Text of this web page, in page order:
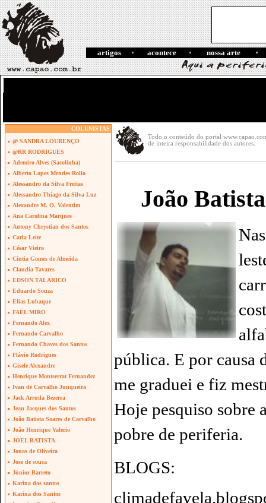
artigos acontece nossa arte
COLUNISTAS
@ SANDRA LOURENÇO
@RR RODRIGUES
Ademiro Alves (Sacolinha)
Alberto Lopes Mendes Rollo
Alessandro da Silva Freitas
Alessandro Thiago da Silva Luz
Alexandre M. O. Valentim
Ana Carolina Marques
Antony Chrystian dos Santos
Carla Leite
César Vieira
Cíntia Gomes de Almeida
Claudia Tavares
EDSON TALARICO
Eduardo Souza
Elias Lubaque
FAEL MIRO
Fernando Alex
Fernando Carvalho
Fernando Chaves dos Santos
Flávio Rodrigues
Gisele Alexandre
Henrique Montserrat Fernandez
Ivan de Carvalho Junqueira
Jack Arruda Bezerra
Jean Jacques dos Santos
João Batista Soares de Carvalho
João Henrique Valerio
JOEL BATISTA
Jonas de Oliveira
Jose de sousa
Júnior Barreto
Karina dos santos
Karina dos Santos
Todo o conteúdo do portal
de inteira responsabilidade dos autores.
João
pública. E por causa
me graduei e fiz
Hoje pesquiso sobre
pobre de periferia.
BLOGS: